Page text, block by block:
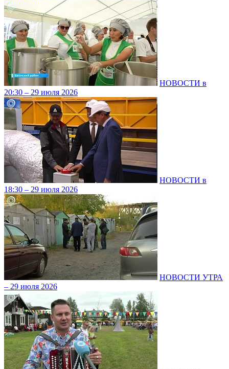
НОВОСТИ в
20:30 – 29 июля 2026
НОВОСТИ в
18:30 – 29 июля 2026
НОВОСТИ УТРА
– 29 июля 2026